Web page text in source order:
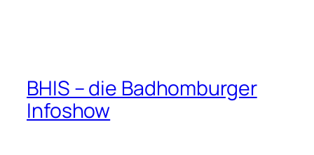
BHIS – die Badhomburger
Infoshow